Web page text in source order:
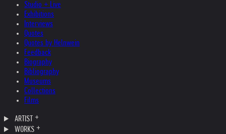
Studio + Live
Exhibitions
Interviews
Quotes
Quotes by Helnwein
Feedback
Biography
Bibliography
Museums
Collections
Films
ARTIST
WORKS